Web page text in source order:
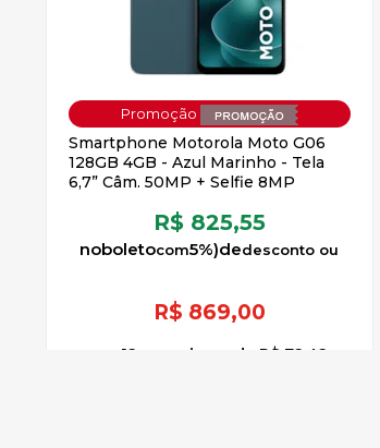
Smartphone Motorola Moto G06
128GB 4GB - Azul Marinho - Tela
6,7” Câm. 50MP + Selfie 8MP
R$ 825,55
de
5%)
noboleto
R$ 869,00
12 de R$ 72,42
sem juros